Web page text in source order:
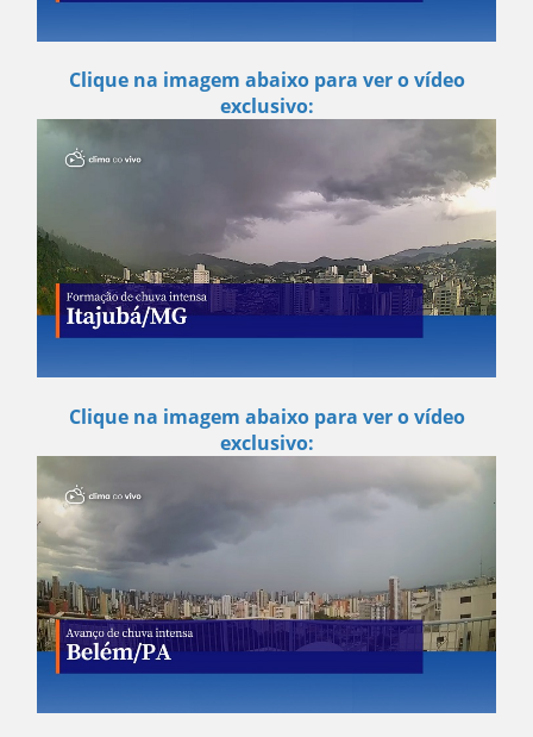
Clique na imagem abaixo para ver o vídeo
exclusivo:
Clique na imagem abaixo para ver o vídeo
exclusivo: